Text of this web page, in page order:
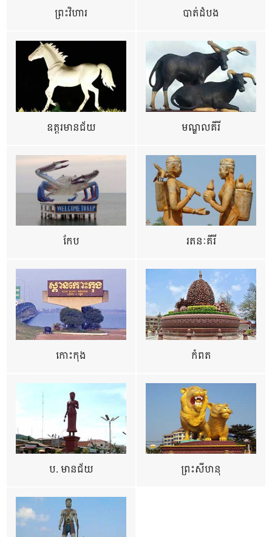
ព្រះវិហារ បាត់ដំបង
ឧត្ដរមានជ័យ មណ្ឌលគីរី
កែប រតនៈគីរី
កោះកុង កំពត
ប. មានជ័យ ព្រះសីហនុ